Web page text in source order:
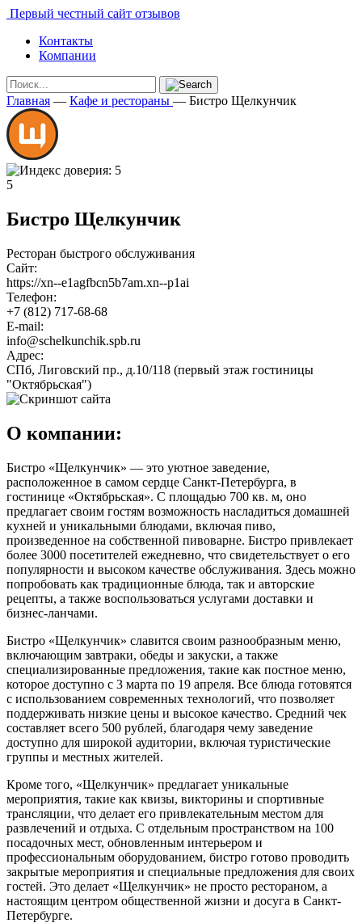
Первый честный сайт отзывов
Контакты
Компании
Главная — Кафе и рестораны — Бистро Щелкунчик
5
Бистро Щелкунчик
Ресторан быстрого обслуживания
Сайт:
https://xn--e1agfbcn5b7am.xn--p1ai
Телефон:
+7 (812) 717-68-68
E-mail:
info@schelkunchik.spb.ru
Адрес:
СПб, Лиговский пр., д.10/118 (первый этаж гостиницы
"Октябрьская")
О компании:
Бистро «Щелкунчик» — это уютное заведение,
расположенное в самом сердце Санкт-Петербурга, в
гостинице «Октябрьская». С площадью 700 кв. м, оно
предлагает своим гостям возможность насладиться домашней
кухней и уникальными блюдами, включая пиво,
произведенное на собственной пивоварне. Бистро привлекает
более 3000 посетителей ежедневно, что свидетельствует о его
популярности и высоком качестве обслуживания. Здесь можно
попробовать как традиционные блюда, так и авторские
рецепты, а также воспользоваться услугами доставки и
бизнес-ланчами.
Бистро «Щелкунчик» славится своим разнообразным меню,
включающим завтраки, обеды и закуски, а также
специализированные предложения, такие как постное меню,
которое доступно с 3 марта по 19 апреля. Все блюда готовятся
с использованием современных технологий, что позволяет
поддерживать низкие цены и высокое качество. Средний чек
составляет всего 500 рублей, благодаря чему заведение
доступно для широкой аудитории, включая туристические
группы и местных жителей.
Кроме того, «Щелкунчик» предлагает уникальные
мероприятия, такие как квизы, викторины и спортивные
трансляции, что делает его привлекательным местом для
развлечений и отдыха. С отдельным пространством на 100
посадочных мест, обновленным интерьером и
профессиональным оборудованием, бистро готово проводить
закрытые мероприятия и специальные предложения для своих
гостей. Это делает «Щелкунчик» не просто рестораном, а
настоящим центром общественной жизни и досуга в Санкт-
Петербурге.